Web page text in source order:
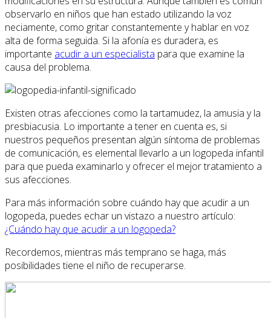
observarlo en niños que han estado utilizando la voz
neciamente, como gritar constantemente y hablar en voz
alta de forma seguida. Si la afonía es duradera, es
importante acudir a un especialista para que examine la
causa del problema.
Existen otras afecciones como la tartamudez, la amusia y la
presbiacusia. Lo importante a tener en cuenta es, si
nuestros pequeños presentan algún síntoma de problemas
de comunicación, es elemental llevarlo a un logopeda infantil
para que pueda examinarlo y ofrecer el mejor tratamiento a
sus afecciones.
Para más información sobre cuándo hay que acudir a un
logopeda, puedes echar un vistazo a nuestro artículo:
¿Cuándo hay que acudir a un logopeda?
Recordemos, mientras más temprano se haga, más
posibilidades tiene el niño de recuperarse.